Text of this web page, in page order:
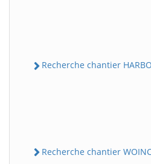
Recherche chantier
Recherche chantier